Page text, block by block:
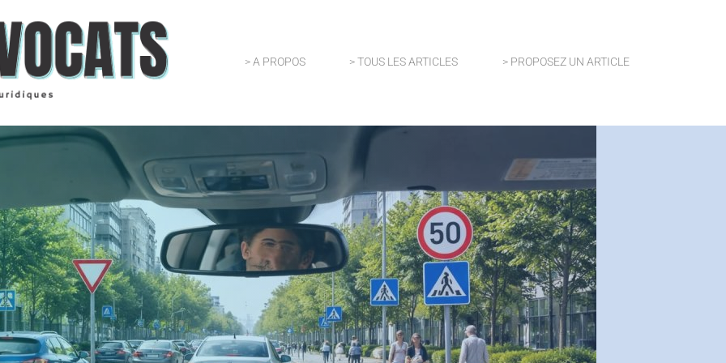
> A PROPOS > TOUS LES ARTICLES > PROPOSEZ UN ARTICLE